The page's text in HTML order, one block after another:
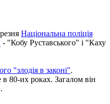
Національна поліція
- "Кобу Руставського" і "Каху
"злодія в законі".
80-их роках. Загалом він